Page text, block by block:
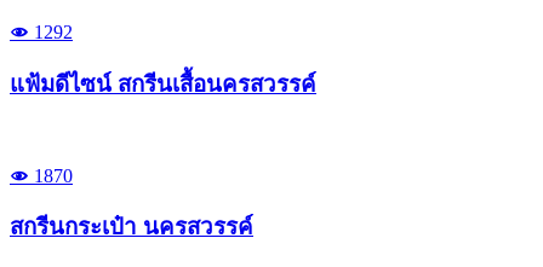
1292
แฟ้มดีไซน์ สกรีนเสื้อนครสวรรค์
1870
สกรีนกระเป๋า นครสวรรค์